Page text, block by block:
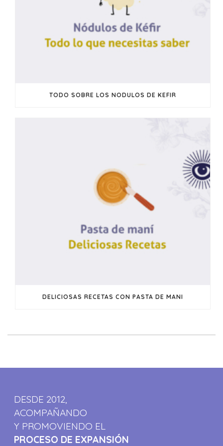
TODO SOBRE LOS NODULOS DE KEFIR
DELICIOSAS RECETAS CON PASTA DE MANI
DESDE 2012,
ACOMPAÑANDO
Y PROMOVIENDO EL
PROCESO DE EXPANSIÓN